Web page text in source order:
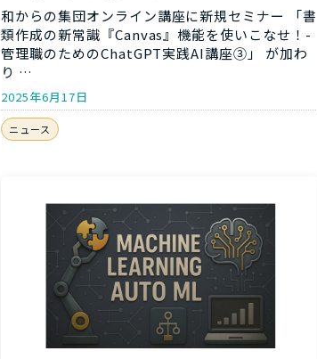
和からの集団オンライン講座に新規セミナー 「書
類作成の新常識『Canvas』機能を使いこなせ！-
管理職のためのChatGPT実践AI講座③」 が加わ
り …
2025年6月17日
ニュース